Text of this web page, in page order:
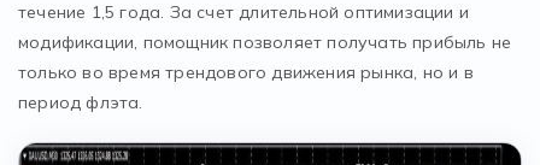
течение 1,5 года. За счет длительной оптимизации и
модификации, помощник позволяет получать прибыль не
только во время трендового движения рынка, но и в
период флэта.